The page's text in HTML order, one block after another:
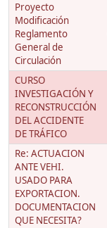
Proyecto
Modificación
Reglamento
General de
Circulación
CURSO
INVESTIGACIÓN Y
RECONSTRUCCIÓN
DEL ACCIDENTE
DE TRÁFICO
Re: ACTUACION
ANTE VEHI.
USADO PARA
EXPORTACION.
DOCUMENTACION
QUE NECESITA?